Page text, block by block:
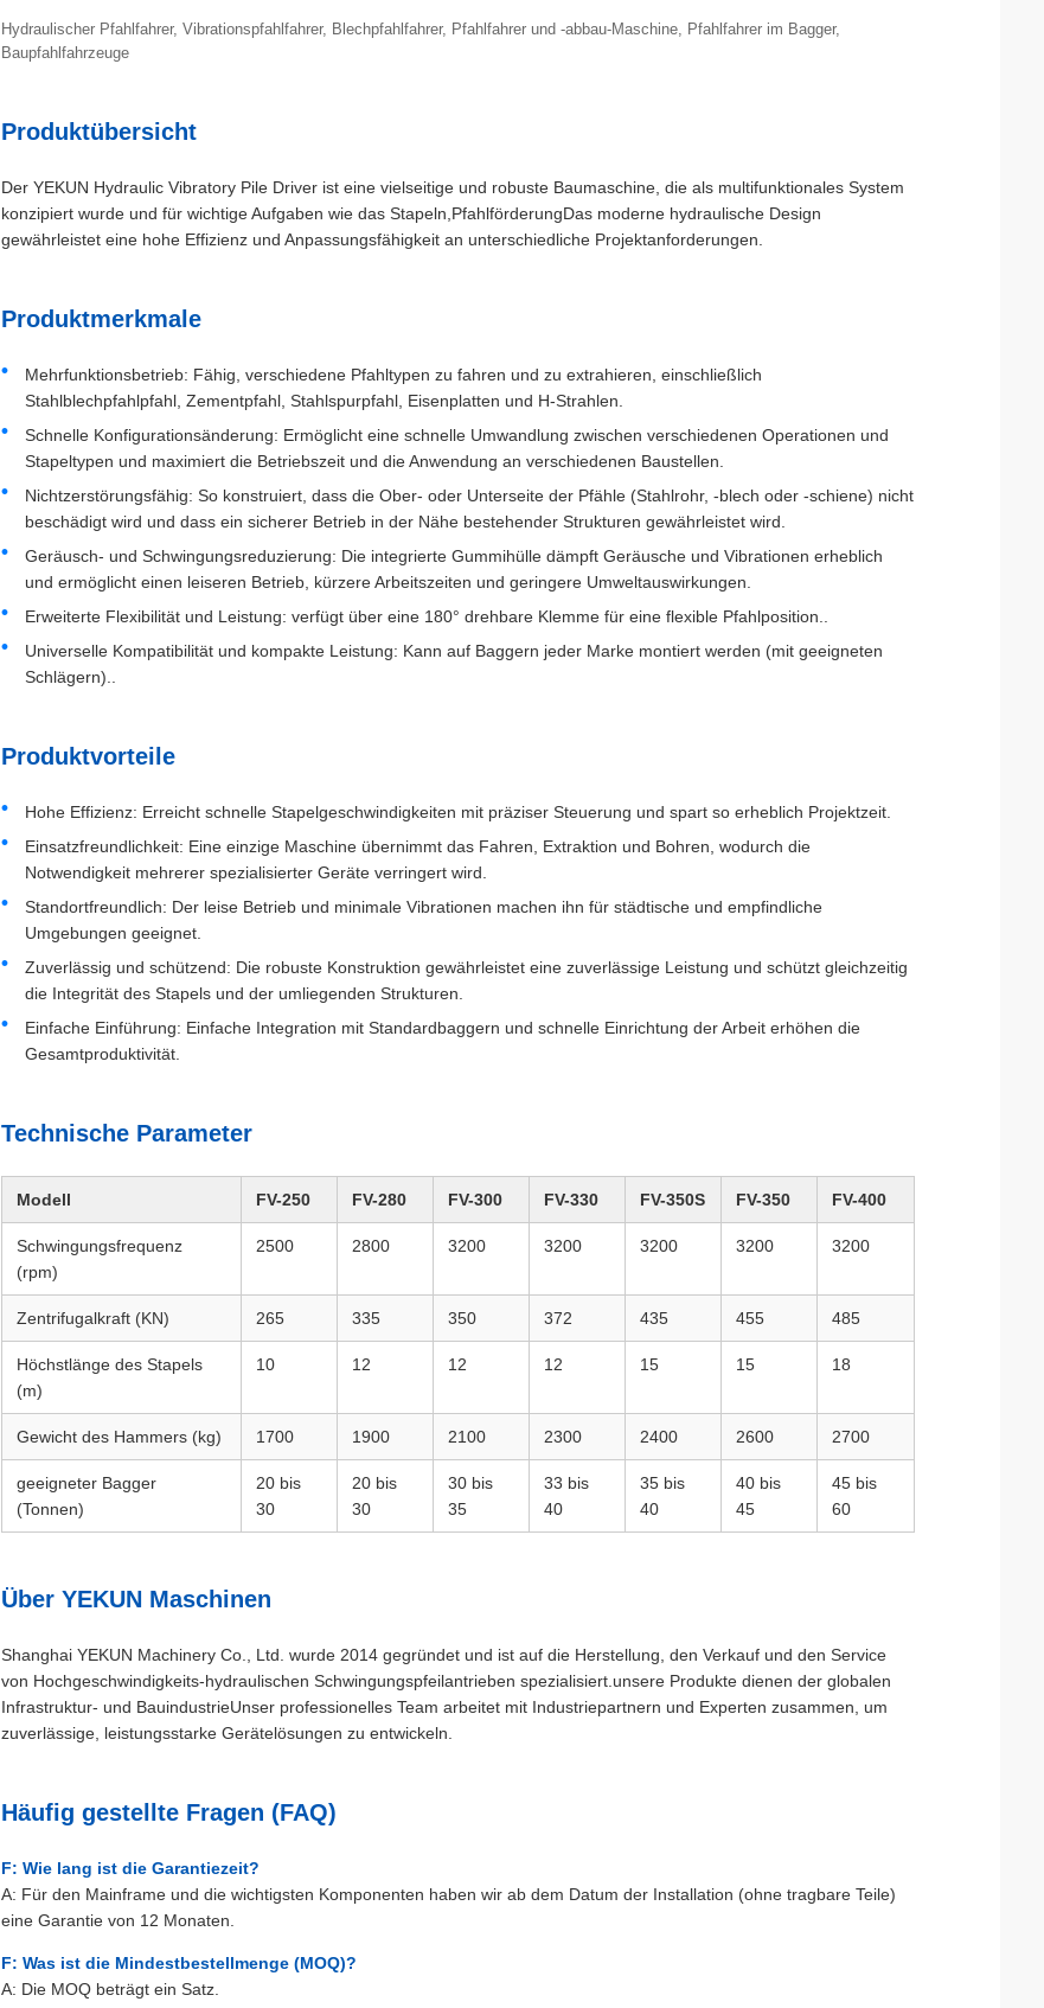
Hydraulischer Pfahlfahrer, Vibrationspfahlfahrer, Blechpfahlfahrer, Pfahlfahrer und -abbau-Maschine, Pfahlfahrer im Bagger,
Baupfahlfahrzeuge
Produktübersicht
Der YEKUN Hydraulic Vibratory Pile Driver ist eine vielseitige und robuste Baumaschine, die als multifunktionales System
konzipiert wurde und für wichtige Aufgaben wie das Stapeln,PfahlförderungDas moderne hydraulische Design
gewährleistet eine hohe Effizienz und Anpassungsfähigkeit an unterschiedliche Projektanforderungen.
Produktmerkmale
Mehrfunktionsbetrieb: Fähig, verschiedene Pfahltypen zu fahren und zu extrahieren, einschließlich
Stahlblechpfahlpfahl, Zementpfahl, Stahlspurpfahl, Eisenplatten und H-Strahlen.
Schnelle Konfigurationsänderung: Ermöglicht eine schnelle Umwandlung zwischen verschiedenen Operationen und
Stapeltypen und maximiert die Betriebszeit und die Anwendung an verschiedenen Baustellen.
Nichtzerstörungsfähig: So konstruiert, dass die Ober- oder Unterseite der Pfähle (Stahlrohr, -blech oder -schiene) nicht
beschädigt wird und dass ein sicherer Betrieb in der Nähe bestehender Strukturen gewährleistet wird.
Geräusch- und Schwingungsreduzierung: Die integrierte Gummihülle dämpft Geräusche und Vibrationen erheblich
und ermöglicht einen leiseren Betrieb, kürzere Arbeitszeiten und geringere Umweltauswirkungen.
Erweiterte Flexibilität und Leistung: verfügt über eine 180° drehbare Klemme für eine flexible Pfahlposition..
Universelle Kompatibilität und kompakte Leistung: Kann auf Baggern jeder Marke montiert werden (mit geeigneten
Schlägern)..
Produktvorteile
Hohe Effizienz: Erreicht schnelle Stapelgeschwindigkeiten mit präziser Steuerung und spart so erheblich Projektzeit.
Einsatzfreundlichkeit: Eine einzige Maschine übernimmt das Fahren, Extraktion und Bohren, wodurch die
Notwendigkeit mehrerer spezialisierter Geräte verringert wird.
Standortfreundlich: Der leise Betrieb und minimale Vibrationen machen ihn für städtische und empfindliche
Umgebungen geeignet.
Zuverlässig und schützend: Die robuste Konstruktion gewährleistet eine zuverlässige Leistung und schützt gleichzeitig
die Integrität des Stapels und der umliegenden Strukturen.
Einfache Einführung: Einfache Integration mit Standardbaggern und schnelle Einrichtung der Arbeit erhöhen die
Gesamtproduktivität.
Technische Parameter
Modell FV-250 FV-280 FV-300 FV-330 FV-350S FV-350 FV-400
Schwingungsfrequenz
(rpm)
2500 2800 3200 3200 3200 3200 3200
Zentrifugalkraft (KN) 265 335 350 372 435 455 485
Höchstlänge des Stapels
(m)
10 12 12 12 15 15 18
Gewicht des Hammers (kg) 1700 1900 2100 2300 2400 2600 2700
geeigneter Bagger
(Tonnen)
20 bis
30
20 bis
30
30 bis
35
33 bis
40
35 bis
40
40 bis
45
45 bis
60
Über YEKUN Maschinen
Shanghai YEKUN Machinery Co., Ltd. wurde 2014 gegründet und ist auf die Herstellung, den Verkauf und den Service
von Hochgeschwindigkeits-hydraulischen Schwingungspfeilantrieben spezialisiert.unsere Produkte dienen der globalen
Infrastruktur- und BauindustrieUnser professionelles Team arbeitet mit Industriepartnern und Experten zusammen, um
zuverlässige, leistungsstarke Gerätelösungen zu entwickeln.
Häufig gestellte Fragen (FAQ)
F: Wie lang ist die Garantiezeit?
A: Für den Mainframe und die wichtigsten Komponenten haben wir ab dem Datum der Installation (ohne tragbare Teile)
eine Garantie von 12 Monaten.
F: Was ist die Mindestbestellmenge (MOQ)?
A: Die MOQ beträgt ein Satz.